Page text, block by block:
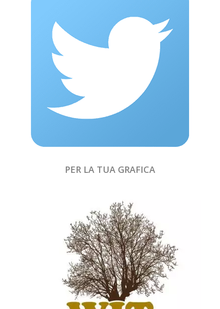
PER LA TUA GRAFICA